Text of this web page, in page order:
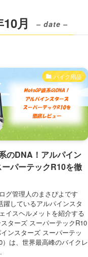
月 – date –
バイク用品
のDNA！アルパイン
パーテックR10を徹
グ管理人のまさぴよです
躍しているアルパインスタ
イスヘルメットを紹介する
ターズ スーパーテックR10
ンスターズ スーパーテッ
）は、世界最高峰のバイクレ